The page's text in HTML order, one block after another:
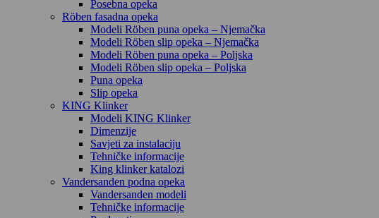
Posebna opeka
Röben fasadna opeka
Modeli Röben puna opeka – Njemačka
Modeli Röben slip opeka – Njemačka
Modeli Röben puna opeka – Poljska
Modeli Röben slip opeka – Poljska
Puna opeka
Slip opeka
KING Klinker
Modeli KING Klinker
Dimenzije
Savjeti za instalaciju
Tehničke informacije
King klinker katalozi
Vandersanden podna opeka
Vandersanden modeli
Tehničke informacije